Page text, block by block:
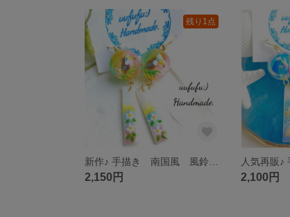
残り1点
2,150円 2,100円